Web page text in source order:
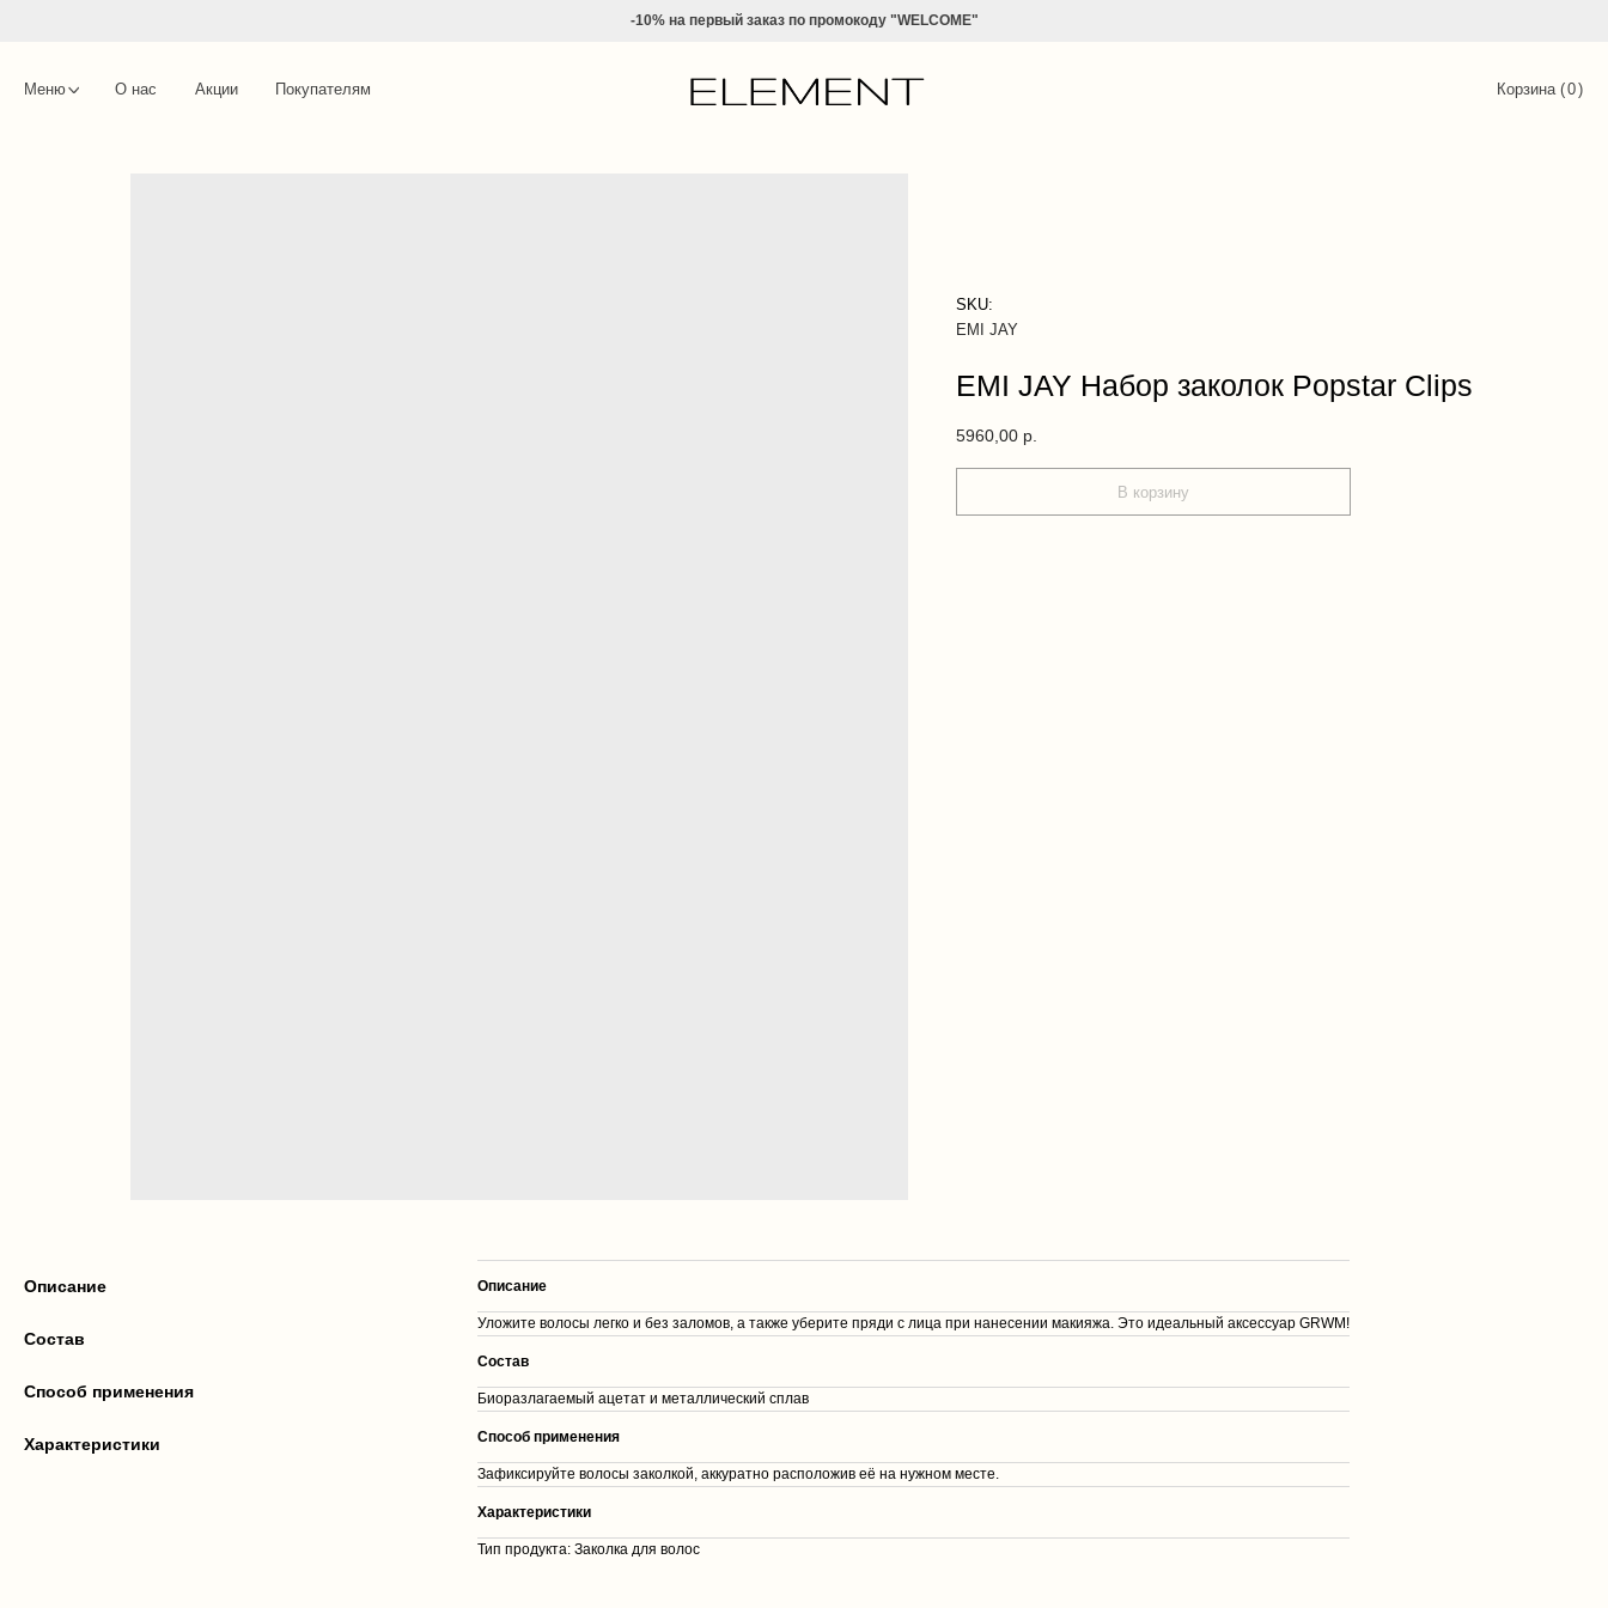
-10% напервый заказ по промокоду "WELCOME"
Меню О нас Акции Покупателям Корзина ( )
0
EMI JAY Набор заколок Popstar Clips
EMI JAY
SKU:
5960,00 р.
В корзину
Описание
Cостав
Способ применения
Характеристики
Описание
Уложите волосы легко и без заломов, а также уберите пряди с лица при нанесении макияжа. Это идеальный аксессуар GRWM!
Cостав
Биоразлагаемый ацетат и металлический сплав
Способ применения
Зафиксируйте волосы заколкой, аккуратно расположив её на нужном месте.
Характеристики
Тип продукта: Заколка для волос